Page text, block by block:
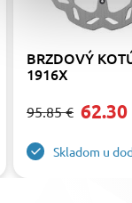
BRZDOVÝ
1916X
95.85 € 62.30
Skladom u